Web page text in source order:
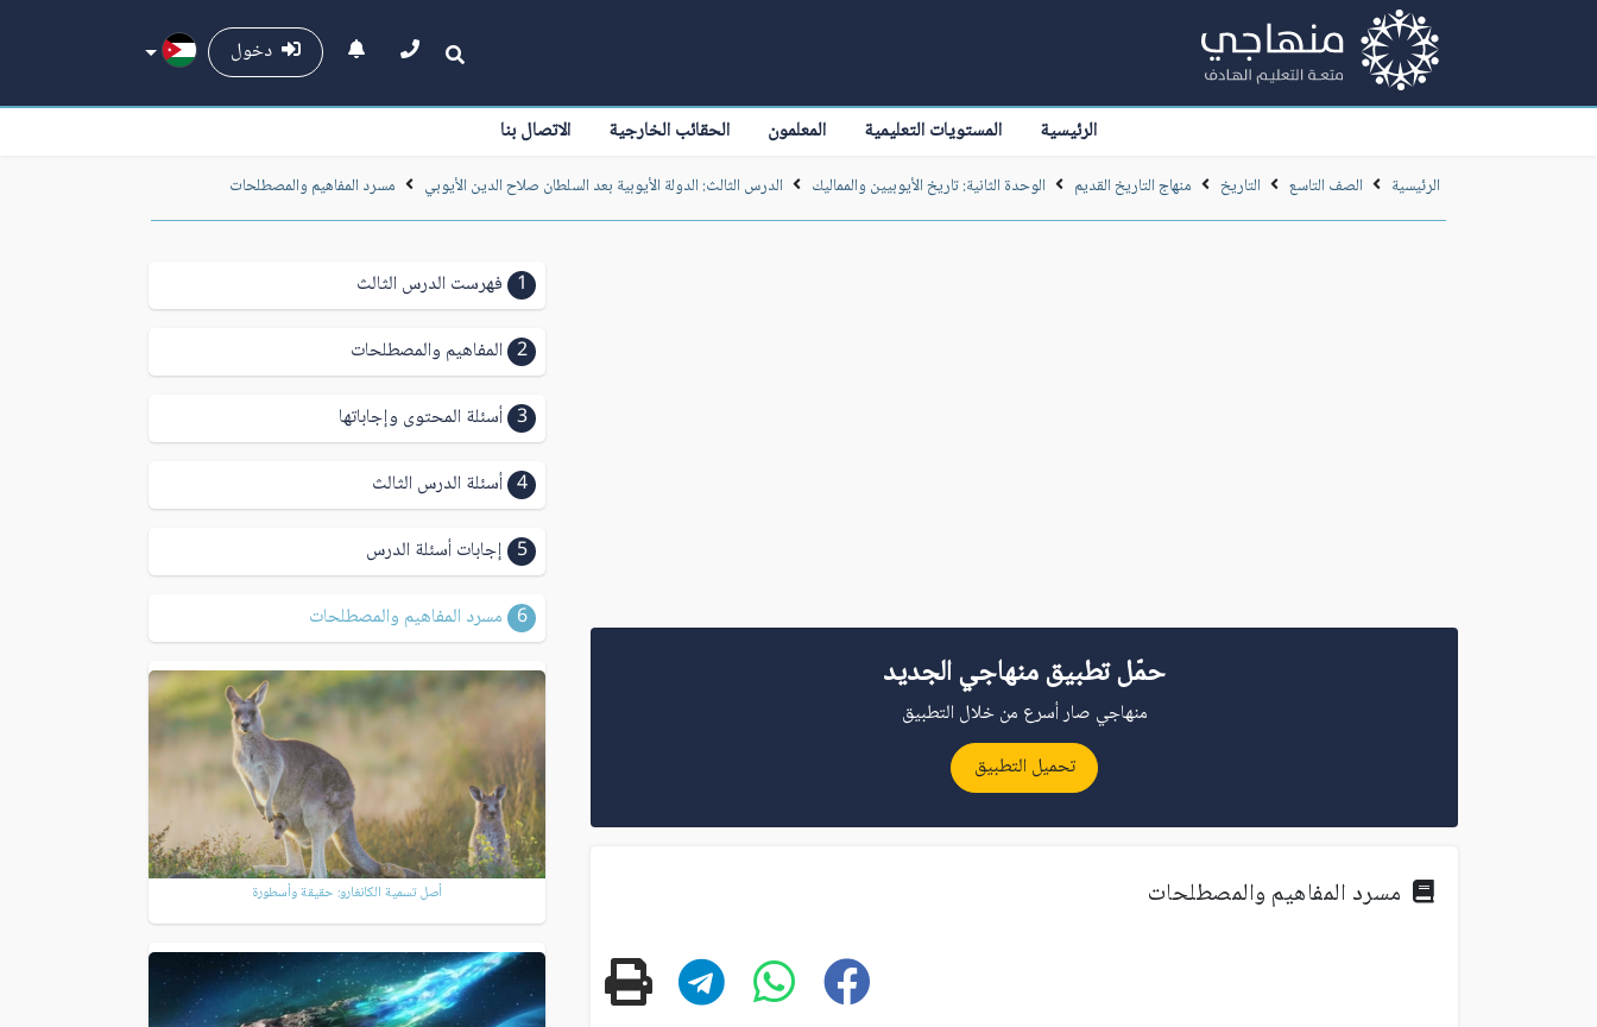
دخول
الرئيسية المستويات التعليمية المعلمون الحقائب الخارجية الاتصال بنا
الرئيسية الصف التاسع التاريخ منهاج التاريخ القديم الوحدة الثانية: تاريخ الأيوبيين والمماليك الدرس الثالث: الدولة الأيوبية بعد السلطان صلاح الدين الأيوبي مسرد المفاهيم والمصطلحات
حمّل تطبيق منهاجي الجديد
منهاجي صار أسرع من خلال التطبيق
تحميل التطبيق
مسرد المفاهيم والمصطلحات
1 فهرست الدرس الثالث
2 المفاهيم والمصطلحات
3 أسئلة المحتوى وإجاباتها
4 أسئلة الدرس الثالث
5 إجابات أسئلة الدرس
6 مسرد المفاهيم والمصطلحات
أصل تسمية الكانغارو: حقيقة وأسطورة